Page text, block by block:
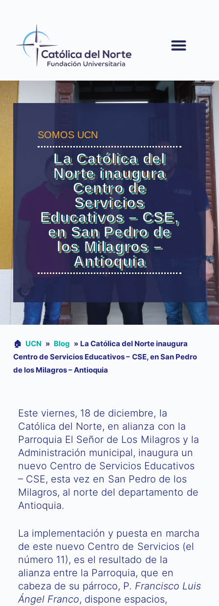
SOMOS UCN
La Católica del
Norte inaugura
Centro de
Servicios
Educativos – CSE,
en San Pedro de
los Milagros –
Antioquia
🏠︎ UCN » Blog » La Católica del Norte inaugura
Centro de Servicios Educativos – CSE, en San Pedro
de los Milagros – Antioquia
Este viernes, 18 de diciembre, la
Católica del Norte, en alianza con la
Parroquia El Señor de Los Milagros y la
Administración municipal, inaugura un
nuevo Centro de Servicios Educativos
– CSE, esta vez en San Pedro de los
Milagros, al norte del departamento de
Antioquia.
La implementación y puesta en marcha
de este nuevo Centro de Servicios (el
número 11), es el resultado de la
alianza entre la Parroquia, que en
cabeza de su párroco, P. Francisco Luis
Ángel Franco, dispone espacios,